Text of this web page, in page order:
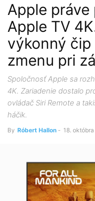
Apple
Apple TV
výkonný čip
zmenu pri
Spoločnosť Apple sa
4K. Zariadenie dostalo
ovládač Siri Remote a
háčik.
By Róbert Hallon - 18.